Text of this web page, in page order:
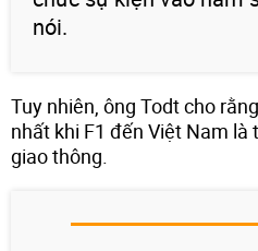
nói.
Tuy nhiên, ông Todt cho
nhất khi F1 đến Việt Nam
giao thông.